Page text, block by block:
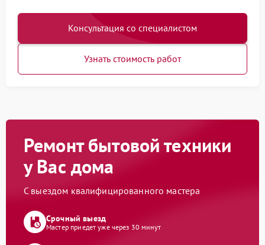
Консультация со специалистом
Узнать стоимость работ
Ремонт бытовой техники
у Вас дома
С выездом квалифицированного мастера
Срочный выезд
Мастер приедет уже через 30 минут